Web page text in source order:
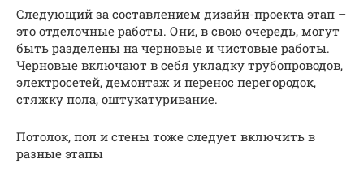
Следующий за составлением дизайн-проекта этап –
это отделочные работы. Они, в свою очередь, могут
быть разделены на черновые и чистовые работы.
Черновые включают в себя укладку трубопроводов,
электросетей, демонтаж и перенос перегородок,
стяжку пола, оштукатуривание.
Потолок, пол и стены тоже следует включить в
разные этапы